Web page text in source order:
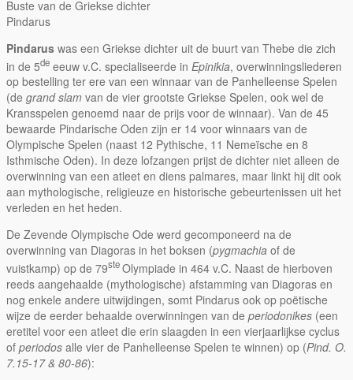
Buste van de Griekse dichter
Pindarus
Pindarus was een Griekse dichter uit de buurt van Thebe die zich
in de 5de eeuw v.C. specialiseerde in Epinikia, overwinningsliederen
op bestelling ter ere van een winnaar van de Panhelleense Spelen
(de grand slam van de vier grootste Griekse Spelen, ook wel de
Kransspelen genoemd naar de prijs voor de winnaar). Van de 45
bewaarde Pindarische Oden zijn er 14 voor winnaars van de
Olympische Spelen (naast 12 Pythische, 11 Nemeïsche en 8
Isthmische Oden). In deze lofzangen prijst de dichter niet alleen de
overwinning van een atleet en diens palmares, maar linkt hij dit ook
aan mythologische, religieuze en historische gebeurtenissen uit het
verleden en het heden.
De Zevende Olympische Ode werd gecomponeerd na de
overwinning van Diagoras in het boksen (pygmachia of de
vuistkamp) op de 79steOlympiade in 464 v.C. Naast de hierboven
reeds aangehaalde (mythologische) afstamming van Diagoras en
nog enkele andere uitwijdingen, somt Pindarus ook op poëtische
wijze de eerder behaalde overwinningen van de periodonikes (een
eretitel voor een atleet die erin slaagden in een vierjaarlijkse cyclus
of periodos alle vier de Panhelleense Spelen te winnen) op (Pind. O.
7.15-17 & 80-86):